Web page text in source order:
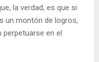
la verdad, es que si
un montón de logros,
perpetuarse en el